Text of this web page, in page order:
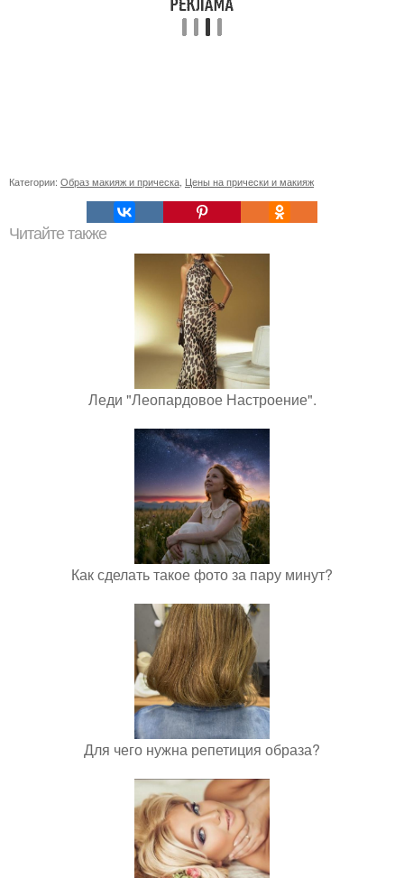
Категории: Образ макияж и прическа Цены на прически и макияж
Читайте также
Леди "Леопардовое Настроение".
Как сделать такое фото за пару минут?
Для чего нужна репетиция образа?